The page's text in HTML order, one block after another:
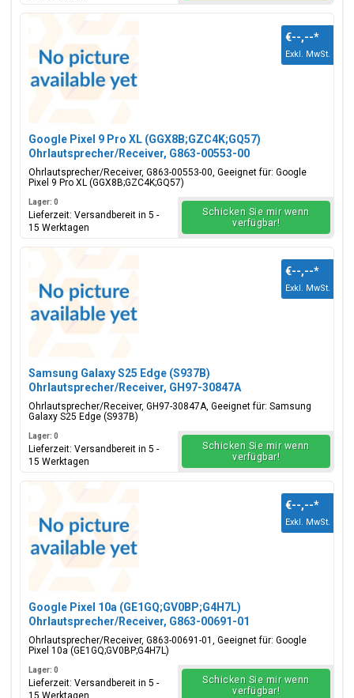
Google Pixel 9 Pro XL (GGX8B;GZC4K;GQ57)
Ohrlautsprecher/Receiver, G863-00553-00
Ohrlautsprecher/Receiver, G863-00553-00, Geeignet für: Google
Pixel 9 Pro XL (GGX8B;GZC4K;GQ57)
€--,--*
Exkl. MwSt.
Lager: 0
Lieferzeit: Versandbereit in 5 -
15 Werktagen
Schicken Sie mir wenn
verfügbar!
Samsung Galaxy S25 Edge (S937B)
Ohrlautsprecher/Receiver, GH97-30847A
Ohrlautsprecher/Receiver, GH97-30847A, Geeignet für: Samsung
Galaxy S25 Edge (S937B)
€--,--*
Exkl. MwSt.
Lager: 0
Lieferzeit: Versandbereit in 5 -
15 Werktagen
Schicken Sie mir wenn
verfügbar!
Google Pixel 10a (GE1GQ;GV0BP;G4H7L)
Ohrlautsprecher/Receiver, G863-00691-01
Ohrlautsprecher/Receiver, G863-00691-01, Geeignet für: Google
Pixel 10a (GE1GQ;GV0BP;G4H7L)
€--,--*
Exkl. MwSt.
Lager: 0
Lieferzeit: Versandbereit in 5 -
15 Werktagen
Schicken Sie mir wenn
verfügbar!